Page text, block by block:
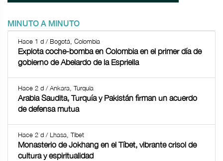
MINUTO A MINUTO
Hace 1 d / Bogotá, Colombia
Explota coche-bomba en Colombia en el primer día de
gobierno de Abelardo de la Espriella
Hace 2 d / Ankara, Turquía
Arabia Saudita, Turquía y Pakistán firman un acuerdo
de defensa mutua
Hace 2 d / Lhasa, Tíbet
Monasterio de Jokhang en el Tíbet, vibrante crisol de
cultura y espiritualidad